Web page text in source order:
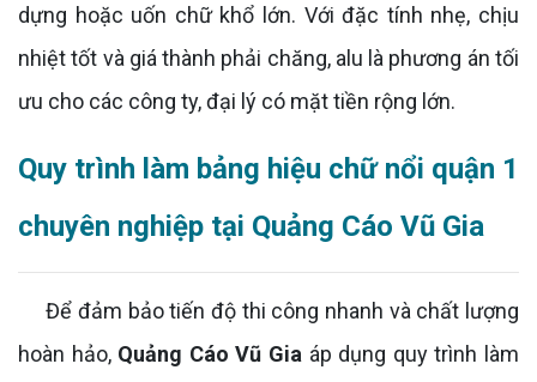
dựng hoặc uốn chữ khổ lớn. Với đặc tính nhẹ, chịu
nhiệt tốt và giá thành phải chăng, alu là phương án tối
ưu cho các công ty, đại lý có mặt tiền rộng lớn.
Quy trình làm bảng hiệu chữ nổi quận 1
chuyên nghiệp tại Quảng Cáo Vũ Gia
Để đảm bảo tiến độ thi công nhanh và chất lượng
hoàn hảo, Quảng Cáo Vũ Gia áp dụng quy trình làm